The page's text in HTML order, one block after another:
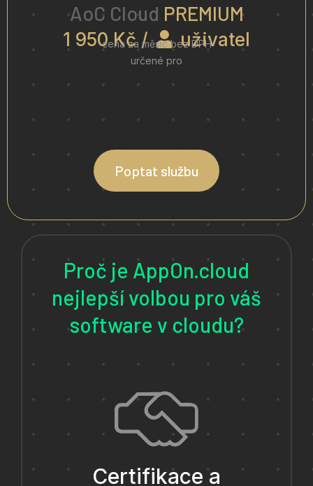
AoC Cloud PREMIUM
1 950 Kč / uživatel
cena za měsíc bez DPH
určené pro
Poptat službu
Proč je AppOn.cloud
nejlepší volbou pro váš
software v cloudu?
Certifikace a